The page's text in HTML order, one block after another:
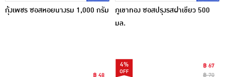
กุ้งเพชร ซอสหอยนางรม 1,000 กรัม
฿ 48
ภูเขาทอง ซอสปรุงรสฝาเขียว 500
มล.
4%
฿ 67
฿ 70